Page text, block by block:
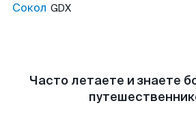
Сокол GDX
Часто летаете и знаете